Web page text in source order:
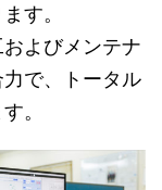
す。
よびメンテナ
で、トータル
。